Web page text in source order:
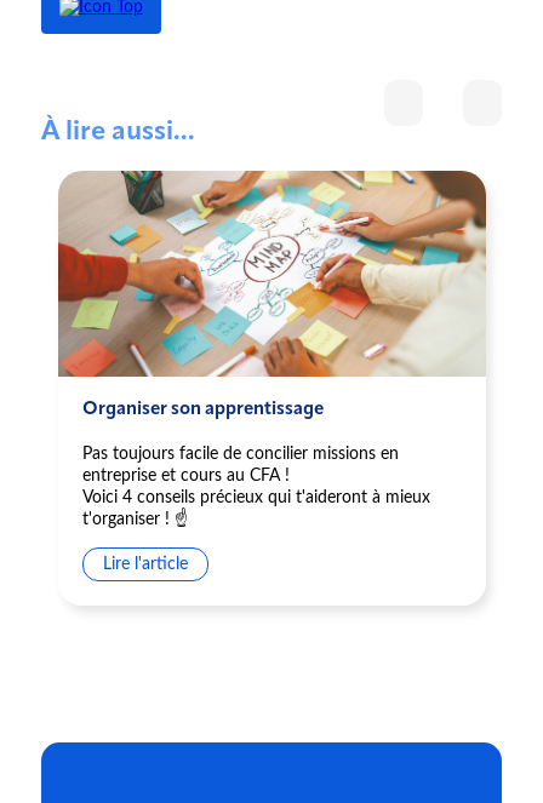
À lire aussi...
Organiser son apprentissage
Pas toujours facile de concilier missions en
entreprise et cours au CFA !
Voici 4 conseils précieux qui t'aideront à mieux
t'organiser ! ☝️
Lire l'article